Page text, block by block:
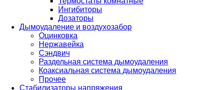
Ингибиторы
Дозаторы
Дымоудаление и воздухозабор
Оцинковка
Нержавейка
Сэндвич
Раздельная система дымоудаления
Коаксиальная система дымоудаления
Прочее
Стабилизаторы напряжения